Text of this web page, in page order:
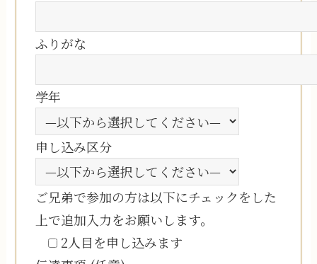
ふりがな
学年
申し込み区分
ご兄弟で参加の方は以下にチェックをした
上で追加入力をお願いします。
2人目を申し込みます